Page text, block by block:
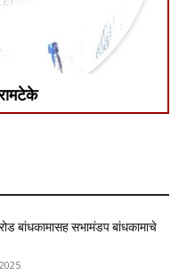
बांधकामासह सभामंडप बांधकामाचे